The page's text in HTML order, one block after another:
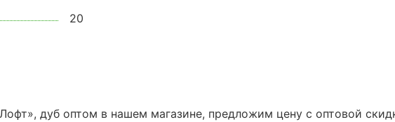
20
дуб оптом в нашем магазине, предложим цену с оптовой